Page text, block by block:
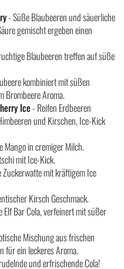
- Süße Blaubeeren und säuerliche
gemischt ergeben einen
Blaubeeren treffen auf süße
kombiniert mit süßen
Brombeere Aroma.
Ice- Reifen Erdbeeren
und Kirschen, Ice-Kick
Mango in cremiger Milch.
mit Ice-Kick.
Zuckerwatte mit kräftigem Ice
Kirsch Geschmack.
Elf Bar Cola, verfeinert mit süßer
Mischung aus frischen
für ein leckeres Aroma.
und erfrischende Cola!